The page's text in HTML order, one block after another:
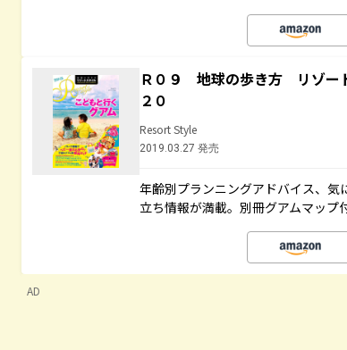
Ｒ０９ 地球の歩き方 リゾー
２０
Resort Style
2019.03.27 発売
年齢別プランニングアドバイス、
立ち情報が満載。別冊グアムマップ付
AD